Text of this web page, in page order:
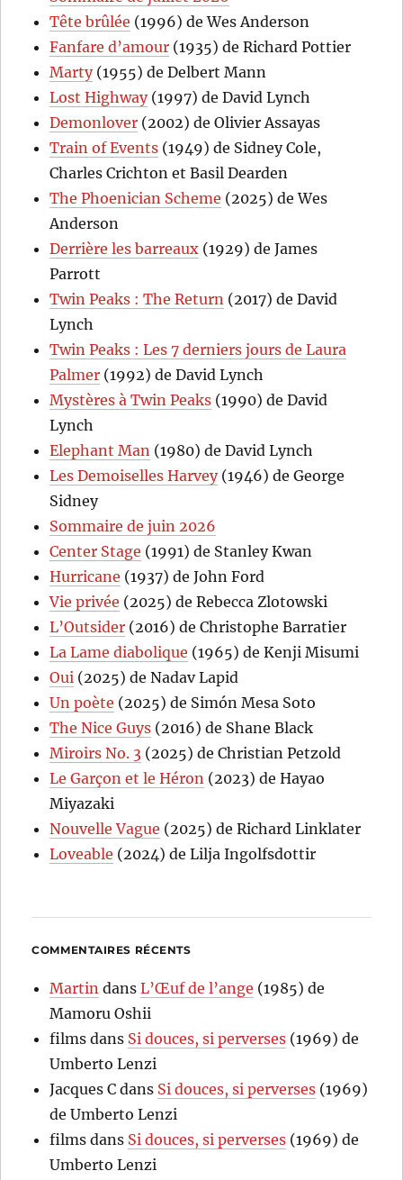
Tête brûlée (1996) de Wes Anderson
Fanfare d’amour (1935) de Richard Pottier
Marty(1955) de Delbert Mann
Lost Highway(1997) de David Lynch
Demonlover (2002) de Olivier Assayas
Train of Events (1949) de Sidney Cole,
Charles Crichton et Basil Dearden
The Phoenician Scheme (2025) de Wes
Anderson
Derrière les barreaux (1929) de James
Parrott
Twin Peaks : The Return (2017) de David
Lynch
Twin Peaks : Les 7 derniers jours de Laura
Palmer (1992) de David Lynch
Mystères à Twin Peaks (1990) de David
Lynch
Elephant Man (1980) de David Lynch
Les Demoiselles Harvey(1946) de George
Sidney
Sommaire de juin 2026
Center Stage (1991) de Stanley Kwan
Hurricane (1937) de John Ford
Vie privée (2025) de Rebecca Zlotowski
L’Outsider (2016) de Christophe Barratier
La Lame diabolique (1965) de Kenji Misumi
Oui (2025) de Nadav Lapid
Un poète (2025) de Simón Mesa Soto
The Nice Guys (2016) de Shane Black
Miroirs No. 3 (2025) de Christian Petzold
Le Garçon et le Héron (2023) de Hayao
Miyazaki
Nouvelle Vague (2025) de Richard Linklater
Loveable (2024) de Lilja Ingolfsdottir
COMMENTAIRES RÉCENTS
Martin dansL’Œuf de l’ange (1985) de
Mamoru Oshii
films dans Si douces, si perverses (1969) de
Umberto Lenzi
Jacques C dans Si douces, si perverses (1969)
de Umberto Lenzi
films dans Si douces, si perverses (1969) de
Umberto Lenzi